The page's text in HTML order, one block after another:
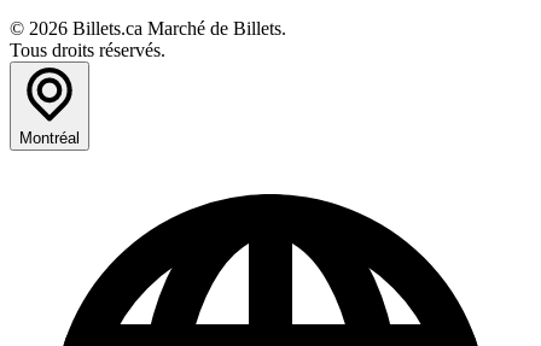
© 2026 Billets.ca Marché de Billets.
Tous droits réservés.
Montréal